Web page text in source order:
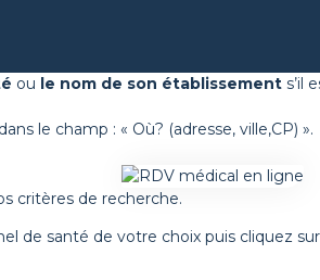
RDV Médical En
Santé?
et confirmer un rendez-
ou le nom de son établissement s’il
dans le champ : « Où? (adresse, ville,CP) ».
critères de recherche.
de santé de votre choix puis cliquez